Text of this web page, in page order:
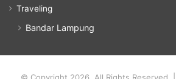
Traveling
Bandar Lampung